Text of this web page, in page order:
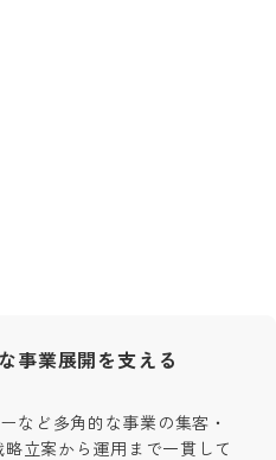
事業展開を支える
など多角的な事業の集客・
立案から運用まで一貫して